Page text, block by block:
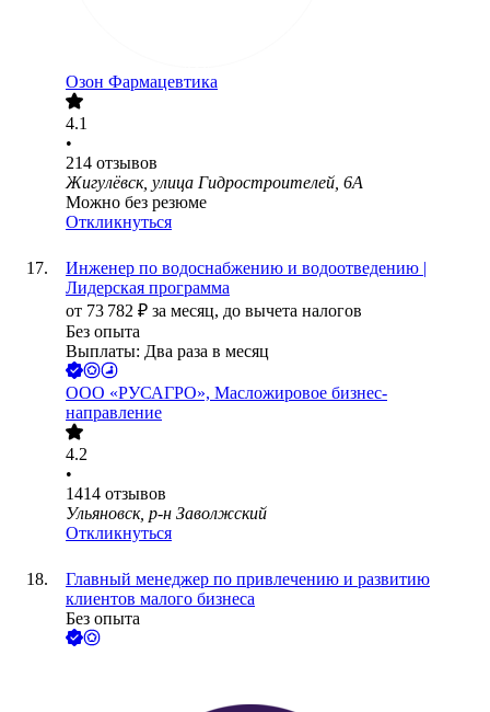
Озон Фармацевтика
4.1
•
214 отзывов
Жигулёвск, улица Гидростроителей, 6А
Можно без резюме
Откликнуться
Инженер по водоснабжению и водоотведению |
Лидерская программа
от 73 782 ₽ за месяц, до вычета налогов
Без опыта
Выплаты: Два раза в месяц
ООО «РУСАГРО», Масложировое бизнес-
направление
4.2
•
1414 отзывов
Ульяновск, р-н Заволжский
Откликнуться
Главный менеджер по привлечению и развитию
клиентов малого бизнеса
Без опыта